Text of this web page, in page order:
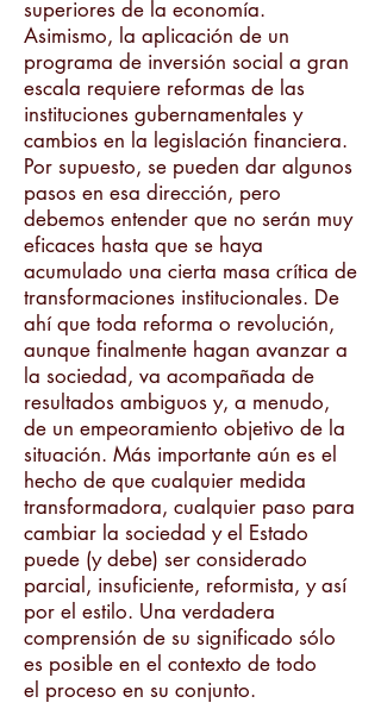
superiores de la economía.
Asimismo, la aplicación de un
programa de inversión social a gran
escala requiere reformas de las
instituciones gubernamentales y
cambios en la legislación financiera.
Por supuesto, se pueden dar algunos
pasos en esa dirección, pero
debemos entender que no serán muy
eficaces hasta que se haya
acumulado una cierta masa crítica de
transformaciones institucionales. De
ahí que toda reforma o revolución,
aunque finalmente hagan avanzar a
la sociedad, va acompañada de
resultados ambiguos y, a menudo,
de un empeoramiento objetivo de la
situación. Más importante aún es el
hecho de que cualquier medida
transformadora, cualquier paso para
cambiar la sociedad y el Estado
puede (y debe) ser considerado
parcial, insuficiente, reformista, y así
por el estilo. Una verdadera
comprensión de su significado sólo
es posible en el contexto de todo
el proceso en su conjunto.